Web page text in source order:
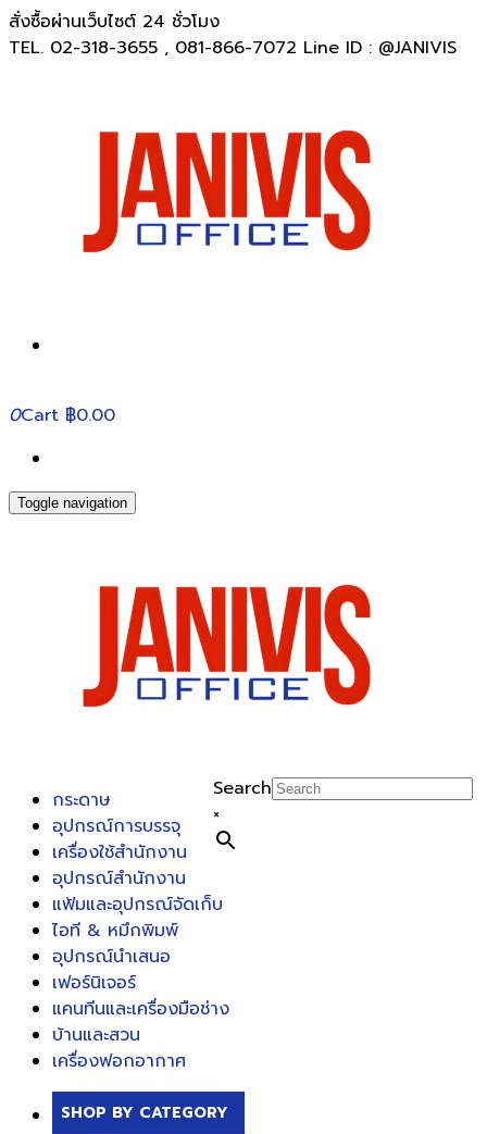
สั่งซื้อผ่านเว็บไซต์ 24 ชั่วโมง
TEL. 02-318-3655 , 081-866-7072 Line ID : @JANIVIS
0Cart ฿0.00
Toggle navigation
Search
×
กระดาษ
อุปกรณ์การบรรจุ
เครื่องใช้สำนักงาน
อุปกรณ์สำนักงาน
แฟ้มและอุปกรณ์จัดเก็บ
ไอที & หมึกพิมพ์
อุปกรณ์นำเสนอ
เฟอร์นิเจอร์
แคนทีนและเครื่องมือช่าง
บ้านและสวน
เครื่องฟอกอากาศ
SHOP BY CATEGORY